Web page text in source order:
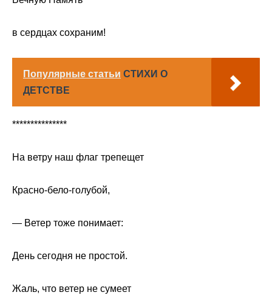
в сердцах сохраним!
Популярные статьи СТИХИ О
ДЕТСТВЕ
***************
На ветру наш флаг трепещет
Красно-бело-голубой,
— Ветер тоже понимает:
День сегодня не простой.
Жаль, что ветер не сумеет